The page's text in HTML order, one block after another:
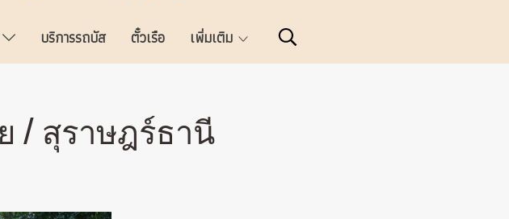
บริการรถบัส ตั๋วเรือ เพิ่มเติม
/ สุราษฎร์ธานี